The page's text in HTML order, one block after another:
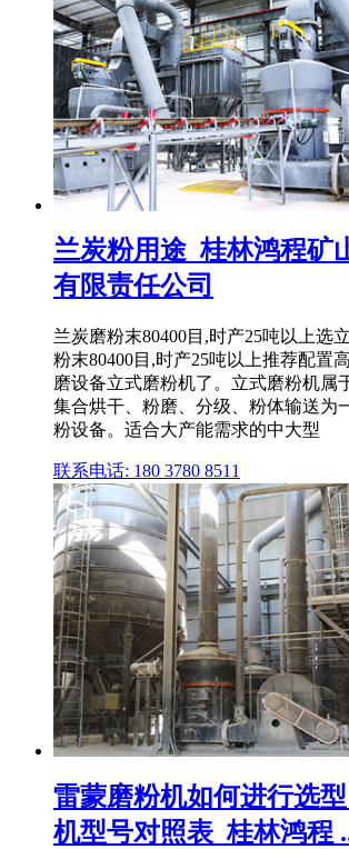
兰炭粉用途_桂林鸿程矿
有限责任公司
兰炭磨粉末80400目,时产25吨以上选
粉末80400目,时产25吨以上推荐配置
磨设备立式磨粉机了。立式磨粉机属
集合烘干、粉磨、分级、粉体输送为
粉设备。适合大产能需求的中大型
联系电话: 180 3780 8511
雷蒙磨粉机如何进行选
机型号对照表_桂林鸿程